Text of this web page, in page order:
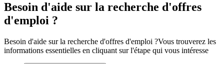
Besoin d'aide sur la recherche d'offres
d'emploi ?
Besoin d'aide sur la recherche d'offres d'emploi ?Vous trouverez les
informations essentielles en cliquant sur l'étape qui vous intéresse